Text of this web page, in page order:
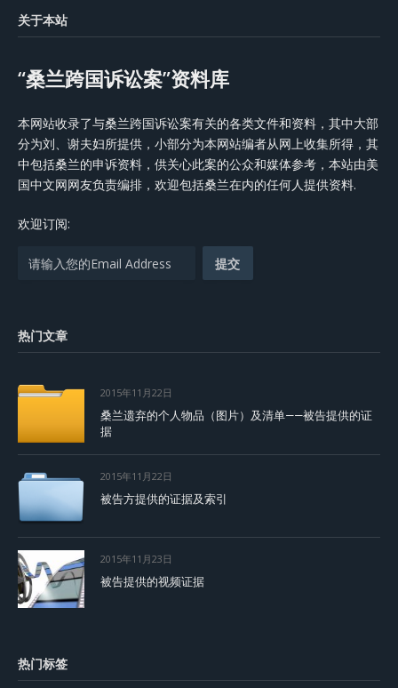
关于本站
“桑兰跨国诉讼案”资料库
本网站收录了与桑兰跨国诉讼案有关的各类文件和资料，其中大部
分为刘、谢夫妇所提供，小部分为本网站编者从网上收集所得，其
中包括桑兰的申诉资料，供关心此案的公众和媒体参考，本站由美
国中文网网友负责编排，欢迎包括桑兰在内的任何人提供资料.
欢迎订阅:
热门文章
2015年11月22日
桑兰遗弃的个人物品（图片）及清单——被告提供的证
据
2015年11月22日
被告方提供的证据及索引
2015年11月23日
被告提供的视频证据
热门标签